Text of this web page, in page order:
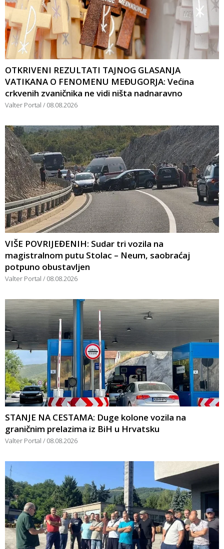
OTKRIVENI REZULTATI TAJNOG GLASANJA
VATIKANA O FENOMENU MEĐUGORJA: Većina
crkvenih zvaničnika ne vidi ništa nadnaravno
Valter Portal 08.08.2026
VIŠE POVRIJEĐENIH: Sudar tri vozila na
magistralnom putu Stolac – Neum, saobraćaj
potpuno obustavljen
Valter Portal 08.08.2026
STANJE NA CESTAMA: Duge kolone vozila na
graničnim prelazima iz BiH u Hrvatsku
Valter Portal 08.08.2026